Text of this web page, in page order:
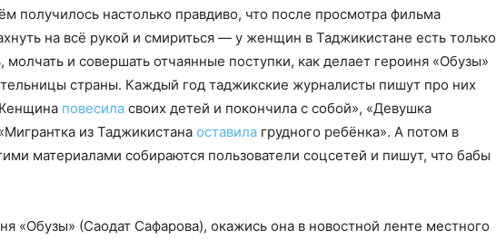
получилось настолько правдиво, что после просмотра фильма
на всё рукой и смириться — у женщин в Таджикистане есть только
молчать и совершать отчаянные поступки, как делает героиня «Обузы»
страны. Каждый год таджикские журналисты пишут про них
повесила своих детей и покончила с собой», «Девушка
из Таджикистана оставила грудного ребёнка». А потом в
материалами собираются пользователи соцсетей и пишут, что бабы
«Обузы» (Саодат Сафарова), окажись она в новостной ленте местного